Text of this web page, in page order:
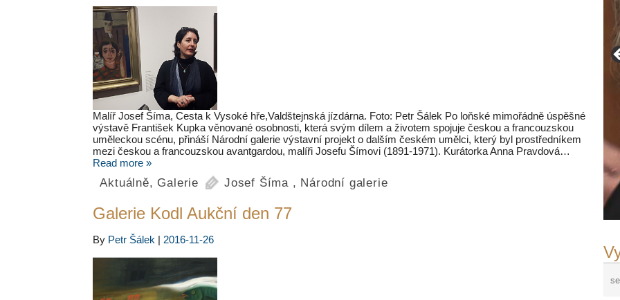
Malíř Josef Šíma, Cesta k Vysoké hře,Valdštejnská jízdárna. Foto: Petr Šálek Po loňské mimořádně úspěšné
výstavě František Kupka věnované osobnosti, která svým dílem a životem spojuje českou a francouzskou
uměleckou scénu, přináší Národní galerie výstavní projekt o dalším českém umělci, který byl prostředníkem
mezi českou a francouzskou avantgardou, malíři Josefu Šímovi (1891-1971). Kurátorka Anna Pravdová…
Read more »
Aktuálně, Galerie Josef Šíma , Národní galerie
Galerie Kodl Aukční den 77
By Petr Šálek | 2016-11-26